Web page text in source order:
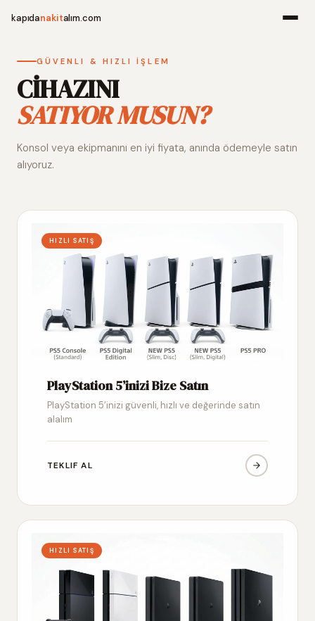
kapıdanakitalım.com
Alım
GÜVENLI & HIZLI İŞLEM
CİHAZINI
SATIYOR MUSUN?
Konsol veya ekipmanını en iyi fiyata, anında ödemeyle satın
alıyoruz.
HIZLI SATIŞ
PlayStation 5’inizi Bize Satın
PlayStation 5’inizi güvenli, hızlı ve değerinde satın
alalım
TEKLIF AL
HIZLI SATIŞ